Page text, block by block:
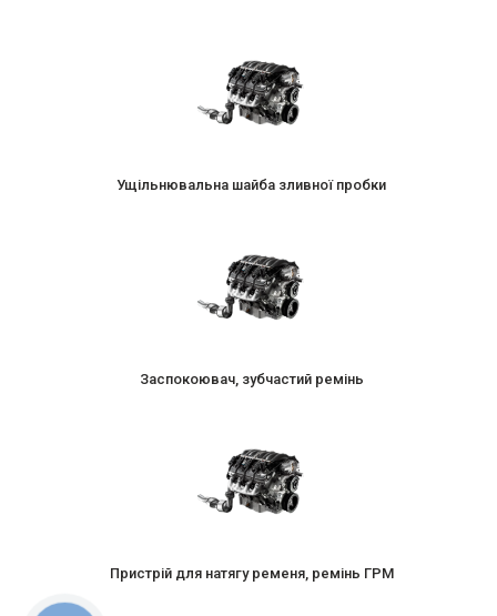
Ущільнювальна шайба зливної пробки
Заспокоювач, зубчастий ремінь
Пристрій для натягу ременя, ремінь ГРМ